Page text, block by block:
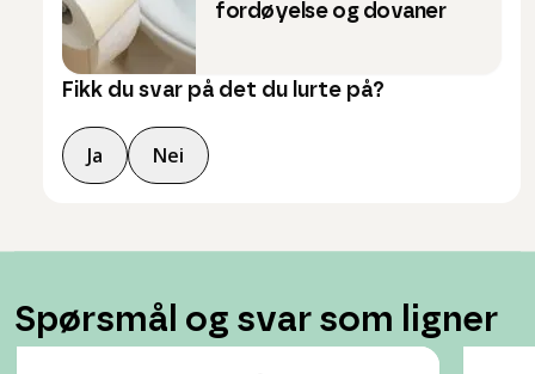
fordøyelse og dovaner
Fikk du svar på det du lurte på?
Ja Nei
Spørsmål og svar som ligner